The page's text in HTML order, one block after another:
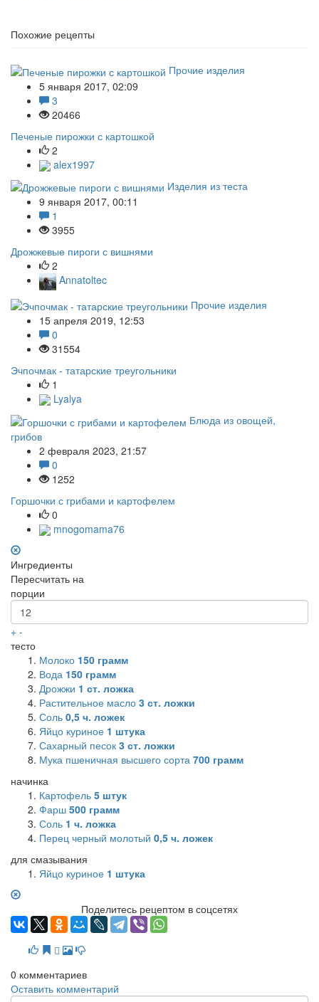
Похожие рецепты
Прочие изделия
5 января 2017, 02:09
3
20466
Печеные пирожки с картошкой
2
alex1997
Изделия из теста
9 января 2017, 00:11
1
3955
Дрожжевые пироги с вишнями
2
Annatoltec
Прочие изделия
15 апреля 2019, 12:53
0
31554
Эчпочмак - татарские треугольники
1
Lyalya
Блюда из овощей,
грибов
2 февраля 2023, 21:57
0
1252
Горшочки с грибами и картофелем
0
mnogomama76
Ингредиенты
Пересчитать на
порции
+ -
тесто
Молоко 150 грамм
Вода 150 грамм
Дрожжи 1 ст. ложка
Растительное масло 3 ст. ложки
Соль 0,5 ч. ложек
Яйцо куриное 1 штука
Сахарный песок 3 ст. ложки
Мука пшеничная высшего сорта 700 грамм
начинка
Картофель 5 штук
Фарш 500 грамм
Соль 1 ч. ложка
Перец черный молотый 0,5 ч. ложек
для смазывания
Яйцо куриное 1 штука
Поделитесь рецептом в соцсетях
0 комментариев
Оставить комментарий